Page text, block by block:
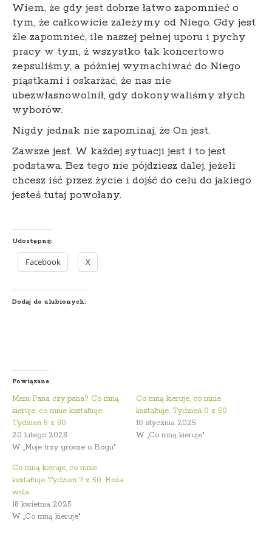
Wiem, że gdy jest dobrze łatwo zapomnieć o
tym, że całkowicie zależymy od Niego. Gdy jest
źle zapomnieć, ile naszej pełnej uporu i pychy
pracy w tym, ż wszystko tak koncertowo
zepsuliśmy, a później wymachiwać do Niego
piąstkami i oskarżać, że nas nie
ubezwłasnowolnił, gdy dokonywaliśmy złych
wyborów.
Nigdy jednak nie zapominaj, że On jest.
Zawsze jest. W każdej sytuacji jest i to jest
podstawa. Bez tego nie pójdziesz dalej, jeżeli
chcesz iść przez życie i dojść do celu do jakiego
jesteś tutaj powołany.
Udostępnij:
Facebook X
Dodaj do ulubionych:
Powiązane
Mam Pana czy pana? Co mną
kieruje, co mnie kształtuje
Tydzień 5 z 50
20 lutego 2025
W „Moje trzy grosze o Bogu"
Co mną kieruje, co mnie
kształtuje. Tydzień 0 z 50
10 stycznia 2025
W „Co mną kieruje"
Co mną kieruje, co mnie
kształtuje Tydzień 7 z 50. Boża
wola
18 kwietnia 2025
W „Co mną kieruje"